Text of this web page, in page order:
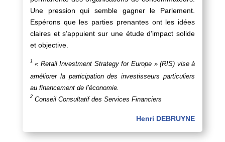
Une pression qui semble gagner le Parlement.
Espérons que les parties prenantes ont les idées
claires et s’appuient sur une étude d’impact solide
et objective.
1« Retail Investment Strategy for Europe » (RIS) vise à
améliorer la participation des investisseurs particuliers
au financement de l’économie.
2 Conseil Consultatif des Services Financiers
Henri DEBRUYNE